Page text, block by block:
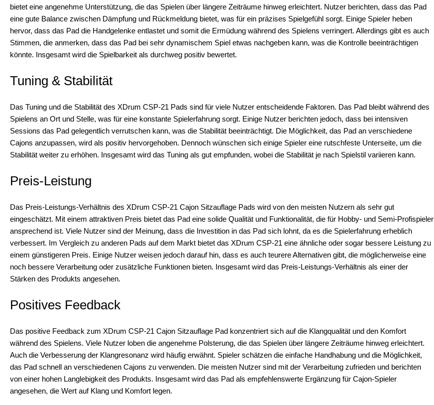
bietet eine angenehme Unterstützung, die das Spielen über längere Zeiträume hinweg erleichtert. Nutzer berichten, dass das Pad
eine gute Balance zwischen Dämpfung und Rückmeldung bietet, was für ein präzises Spielgefühl sorgt. Einige Spieler heben
hervor, dass das Pad die Handgelenke entlastet und somit die Ermüdung während des Spielens verringert. Allerdings gibt es auch
Stimmen, die anmerken, dass das Pad bei sehr dynamischem Spiel etwas nachgeben kann, was die Kontrolle beeinträchtigen
könnte. Insgesamt wird die Spielbarkeit als durchweg positiv bewertet.
Tuning & Stabilität
Das Tuning und die Stabilität des XDrum CSP-21 Pads sind für viele Nutzer entscheidende Faktoren. Das Pad bleibt während des
Spielens an Ort und Stelle, was für eine konstante Spielerfahrung sorgt. Einige Nutzer berichten jedoch, dass bei intensiven
Sessions das Pad gelegentlich verrutschen kann, was die Stabilität beeinträchtigt. Die Möglichkeit, das Pad an verschiedene
Cajons anzupassen, wird als positiv hervorgehoben. Dennoch wünschen sich einige Spieler eine rutschfeste Unterseite, um die
Stabilität weiter zu erhöhen. Insgesamt wird das Tuning als gut empfunden, wobei die Stabilität je nach Spielstil variieren kann.
Preis-Leistung
Das Preis-Leistungs-Verhältnis des XDrum CSP-21 Cajon Sitzauflage Pads wird von den meisten Nutzern als sehr gut
eingeschätzt. Mit einem attraktiven Preis bietet das Pad eine solide Qualität und Funktionalität, die für Hobby- und Semi-Profispieler
ansprechend ist. Viele Nutzer sind der Meinung, dass die Investition in das Pad sich lohnt, da es die Spielerfahrung erheblich
verbessert. Im Vergleich zu anderen Pads auf dem Markt bietet das XDrum CSP-21 eine ähnliche oder sogar bessere Leistung zu
einem günstigeren Preis. Einige Nutzer weisen jedoch darauf hin, dass es auch teurere Alternativen gibt, die möglicherweise eine
noch bessere Verarbeitung oder zusätzliche Funktionen bieten. Insgesamt wird das Preis-Leistungs-Verhältnis als einer der
Stärken des Produkts angesehen.
Positives Feedback
Das positive Feedback zum XDrum CSP-21 Cajon Sitzauflage Pad konzentriert sich auf die Klangqualität und den Komfort
während des Spielens. Viele Nutzer loben die angenehme Polsterung, die das Spielen über längere Zeiträume hinweg erleichtert.
Auch die Verbesserung der Klangresonanz wird häufig erwähnt. Spieler schätzen die einfache Handhabung und die Möglichkeit,
das Pad schnell an verschiedenen Cajons zu verwenden. Die meisten Nutzer sind mit der Verarbeitung zufrieden und berichten
von einer hohen Langlebigkeit des Produkts. Insgesamt wird das Pad als empfehlenswerte Ergänzung für Cajon-Spieler
angesehen, die Wert auf Klang und Komfort legen.